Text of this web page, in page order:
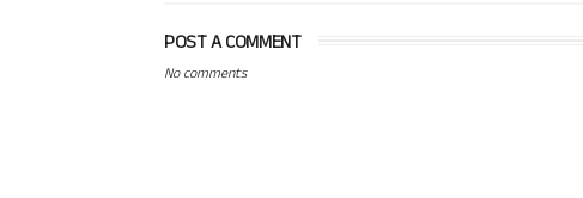
POST A COMMENT
No comments